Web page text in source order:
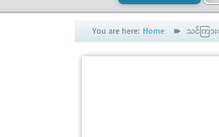
You are here: Home သင်ကြား